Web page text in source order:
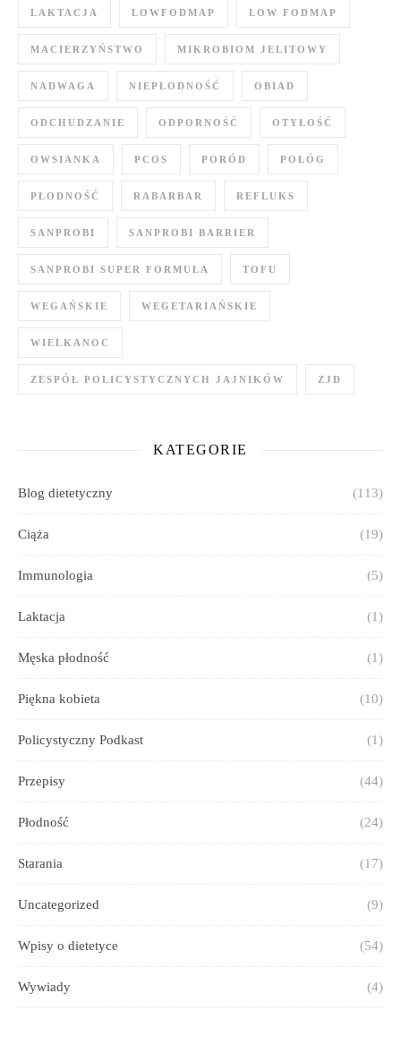
LAKTACJA LOWFODMAP LOW FODMAP
MACIERZYŃSTWO MIKROBIOM JELITOWY
NADWAGA NIEPŁODNOŚĆ OBIAD
ODCHUDZANIE ODPORNOŚĆ OTYŁOŚĆ
OWSIANKA PCOS PORÓD POŁÓG
PŁODNOŚĆ RABARBAR REFLUKS
SANPROBI SANPROBI BARRIER
SANPROBI SUPER FORMUŁA TOFU
WEGAŃSKIE WEGETARIAŃSKIE
WIELKANOC
ZESPÓŁ POLICYSTYCZNYCH JAJNIKÓW ZJD
KATEGORIE
Blog dietetyczny (113)
Ciąża (19)
Immunologia (5)
Laktacja (1)
Męska płodność (1)
Piękna kobieta (10)
Policystyczny Podkast (1)
Przepisy (44)
Płodność (24)
Starania (17)
Uncategorized (9)
Wpisy o dietetyce (54)
Wywiady (4)